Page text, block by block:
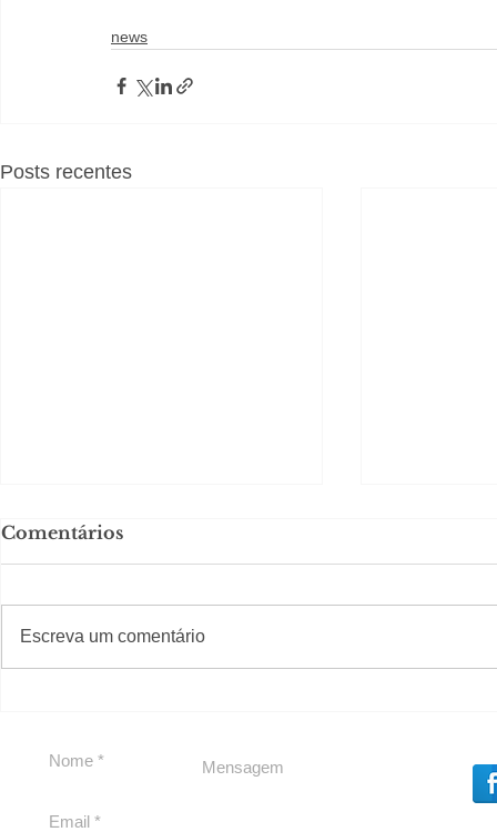
news
Posts recentes
Comentários
Escreva um comentário
#Sugestões